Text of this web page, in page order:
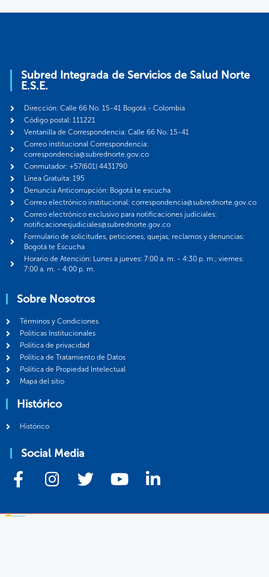
Subred Integrada de Servicios de Salud Norte
E.S.E.
Dirección: Calle 66 No. 15-41 Bogotá - Colombia
Código postal: 111221
Ventanilla de Correspondencia: Calle 66 No. 15-41
Correo institucional Correspondencia:
correspondencia@subrednorte.gov.co
Conmutador: +57(601) 4431790
Línea Gratuita: 195
Denuncia Anticorrupción: Bogotá te escucha
Correo electrónico institucional: correspondencia@subrednorte.gov.co
Correo electrónico exclusivo para notificaciones judiciales:
notificacionesjudiciales@subrednorte.gov.co
Formulario de solicitudes, peticiones, quejas, reclamos y denuncias:
Bogotá te Escucha
Horario de Atención: Lunes a jueves: 7:00 a. m. - 4:30 p. m.; viernes:
7:00 a. m. - 4:00 p. m.
Sobre Nosotros
Términos y Condiciones
Politicas Institucionales
Política de privacidad
Política de Tratamiento de Datos
Política de Propiedad Intelectual
Mapa del sitio
Histórico
Histórico
Social Media